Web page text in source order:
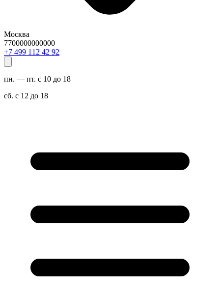
Москва
7700000000000
29 24 211 994 7+
пн. — пт. с 10 до 18
сб. с 12 до 18